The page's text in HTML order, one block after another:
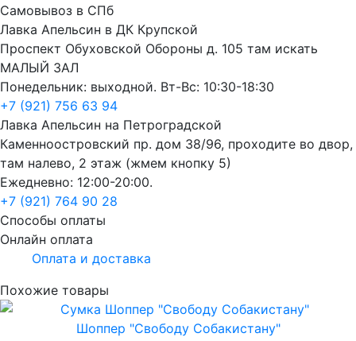
Самовывоз в СПб
Лавка Апельсин в ДК Крупской
Проспект Обуховской Обороны д. 105 там искать
МАЛЫЙ ЗАЛ
Понедельник: выходной. Вт-Вс: 10:30-18:30
+7 (921) 756 63 94
Лавка Апельсин на Петроградской
Каменноостровский пр. дом 38/96, проходите во двор,
там налево, 2 этаж (жмем кнопку 5)
Ежедневно: 12:00-20:00.
+7 (921) 764 90 28
Способы оплаты
Онлайн оплата
Оплата и доставка
Похожие товары
Шоппер "Свободу Собакистану"